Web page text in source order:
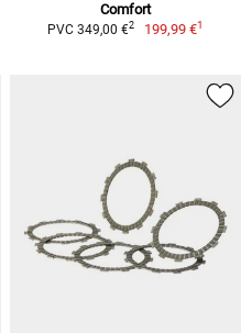
Comfort
PVC 349,00 €2 199,99 €1